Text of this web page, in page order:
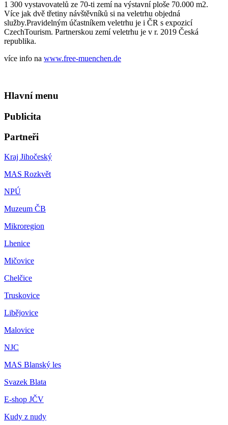
1 300 vystavovatelů ze 70-ti zemí na výstavní ploše 70.000 m2.
Více jak dvě třetiny návštěvníků si na veletrhu objedná
služby.Pravidelným účastníkem veletrhu je i ČR s expozicí
CzechTourism. Partnerskou zemí veletrhu je v r. 2019 Česká
republika.
více info na www.free-muenchen.de
Hlavní menu
Publicita
Partneři
Kraj Jihočeský
MAS Rozkvět
NPÚ
Muzeum ČB
Mikroregion
Lhenice
Mičovice
Chelčice
Truskovice
Libějovice
Malovice
NJC
MAS Blanský les
Svazek Blata
E-shop JČV
Kudy z nudy